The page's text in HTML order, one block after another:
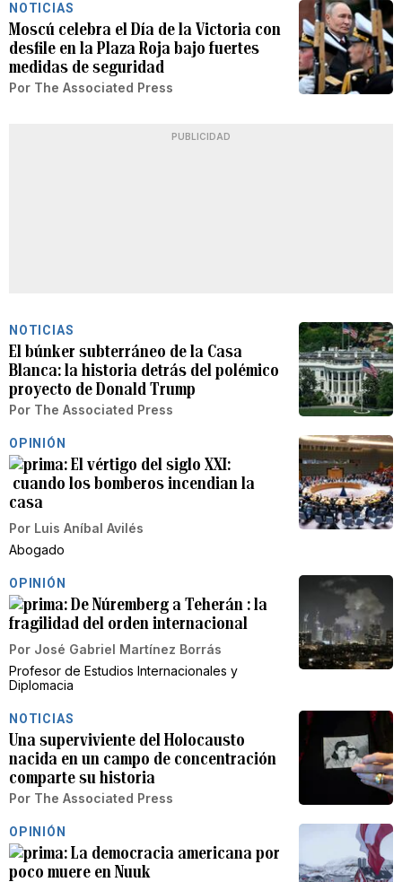
NOTICIAS
Moscú celebra el Día de la Victoria con
desfile en la Plaza Roja bajo fuertes
medidas de seguridad
Por The Associated Press
PUBLICIDAD
NOTICIAS
El búnker subterráneo de la Casa
Blanca: la historia detrás del polémico
proyecto de Donald Trump
Por The Associated Press
OPINIÓN
El vértigo del siglo XXI:
cuando los bomberos incendian la
casa
Por Luis Aníbal Avilés
Abogado
OPINIÓN
De Núremberg a Teherán : la
fragilidad del orden internacional
Por José Gabriel Martínez Borrás
Profesor de Estudios Internacionales y
Diplomacia
NOTICIAS
Una superviviente del Holocausto
nacida en un campo de concentración
comparte su historia
Por The Associated Press
OPINIÓN
La democracia americana por
poco muere en Nuuk